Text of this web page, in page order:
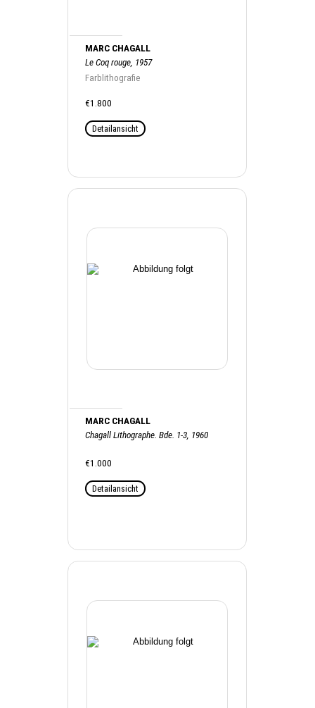
MARC CHAGALL
Le Coq rouge, 1957
Farblithografie
€1.800
Detailansicht
MARC CHAGALL
Chagall Lithographe. Bde. 1-3, 1960
€1.000
Detailansicht